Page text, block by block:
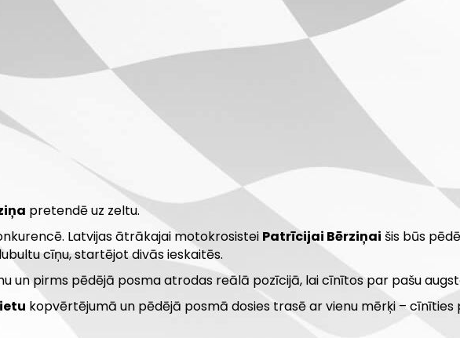
pretendē uz zeltu.
Latvijas ātrākajai motokrosistei Patrīcijai Bērziņai šis būs
cīņu, startējot divās ieskaitēs.
un pirms pēdējā posma atrodas reālā pozīcijā, lai cīnītos par pašu
kopvērtējumā un pēdējā posmā dosies trasē ar vienu mērķi –